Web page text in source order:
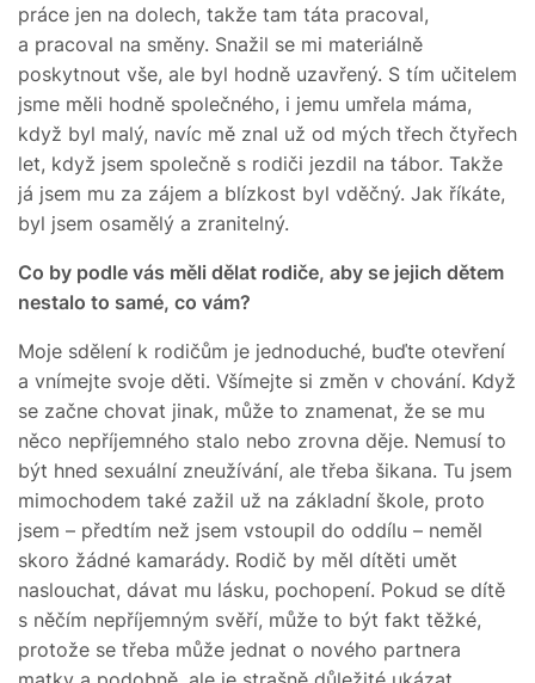
práce jen na dolech, takže tam táta pracoval,
a pracoval na směny. Snažil se mi materiálně
poskytnout vše, ale byl hodně uzavřený. S tím učitelem
jsme měli hodně společného, i jemu umřela máma,
když byl malý, navíc mě znal už od mých třech čtyřech
let, když jsem společně s rodiči jezdil na tábor. Takže
já jsem mu za zájem a blízkost byl vděčný. Jak říkáte,
byl jsem osamělý a zranitelný.
Co by podle vás měli dělat rodiče, aby se jejich dětem
nestalo to samé, co vám?
Moje sdělení k rodičům je jednoduché, buďte otevření
a vnímejte svoje děti. Všímejte si změn v chování. Když
se začne chovat jinak, může to znamenat, že se mu
něco nepříjemného stalo nebo zrovna děje. Nemusí to
být hned sexuální zneužívání, ale třeba šikana. Tu jsem
mimochodem také zažil už na základní škole, proto
jsem – předtím než jsem vstoupil do oddílu – neměl
skoro žádné kamarády. Rodič by měl dítěti umět
naslouchat, dávat mu lásku, pochopení. Pokud se dítě
s něčím nepříjemným svěří, může to být fakt těžké,
protože se třeba může jednat o nového partnera